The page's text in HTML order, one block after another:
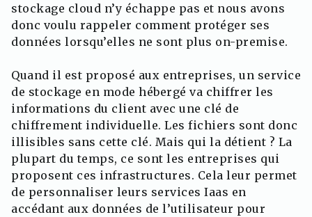
stockage cloud n’y échappe pas et nous avons
donc voulu rappeler comment protéger ses
données lorsqu’elles ne sont plus on-premise.
Quand il est proposé aux entreprises, un service
de stockage en mode hébergé va chiffrer les
informations du client avec une clé de
chiffrement individuelle. Les fichiers sont donc
illisibles sans cette clé. Mais qui la détient ? La
plupart du temps, ce sont les entreprises qui
proposent ces infrastructures. Cela leur permet
de personnaliser leurs services Iaas en
accédant aux données de l’utilisateur pour